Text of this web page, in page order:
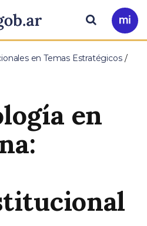
Ir
a
Buscar
en Temas Estratégicos
en